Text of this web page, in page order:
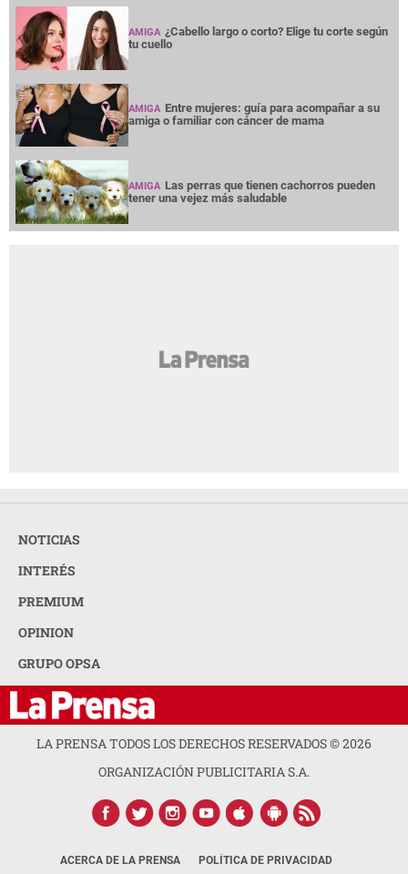
AMIGA ¿Cabello largo o corto? Elige tu corte según
tu cuello
AMIGA Entre mujeres: guía para acompañar a su
amiga o familiar con cáncer de mama
AMIGA Las perras que tienen cachorros pueden
tener una vejez más saludable
NOTICIAS
INTERÉS
PREMIUM
OPINION
GRUPO OPSA
LA PRENSA TODOS LOS DERECHOS RESERVADOS ©2026
ORGANIZACIÓN PUBLICITARIA S.A.
ACERCA DE LA PRENSA POLÍTICA DE PRIVACIDAD